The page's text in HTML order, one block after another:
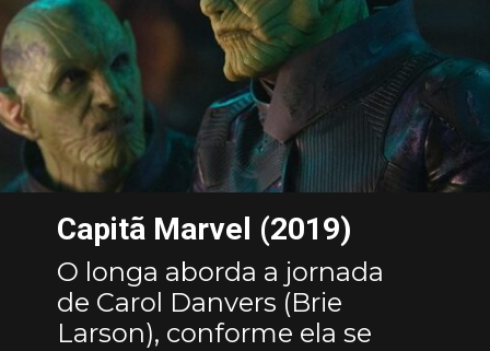
O longa aborda a jornada
de Carol Danvers (Brie
Larson), conforme ela se
Capitã Marvel (2019)